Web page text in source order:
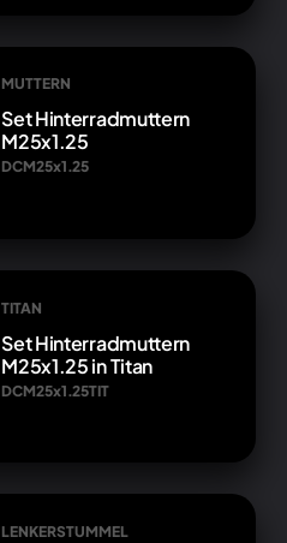
MUTTERN
Set Hinterradmuttern
M25x1.25
DCM25x1.25
TITAN
Set Hinterradmuttern
M25x1.25 in Titan
DCM25x1.25TIT
LENKERSTUMMEL